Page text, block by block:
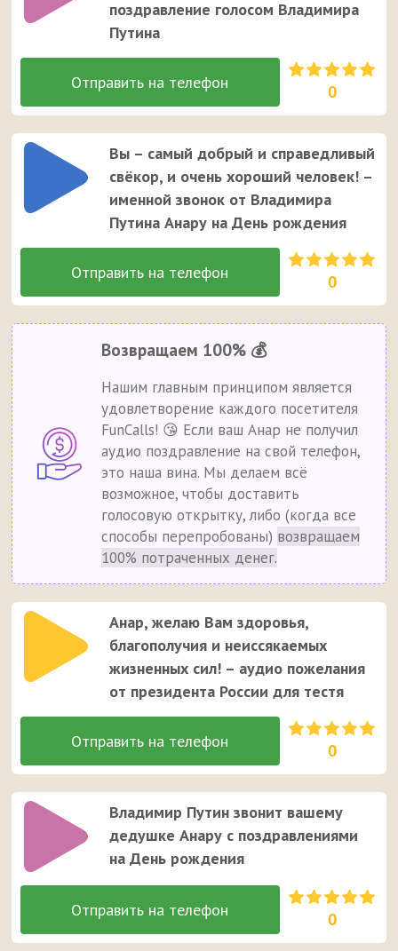
поздравление голосом Владимира
Путина
0
Вы – самый добрый и справедливый
свёкор, и очень хороший человек! –
именной звонок от Владимира
Путина Анару на День рождения
0
Возвращаем 100% 💰
Нашим главным принципом является
удовлетворение каждого посетителя
FunCalls! 😘 Если ваш Анар не получил
аудио поздравление на свой телефон,
это наша вина. Мы делаем всё
возможное, чтобы доставить
голосовую открытку, либо (когда все
способы перепробованы) возвращаем
100% потраченных денег.
Анар, желаю Вам здоровья,
благополучия и неиссякаемых
жизненных сил! – аудио пожелания
от президента России для тестя
0
Владимир Путин звонит вашему
дедушке Анару с поздравлениями
на День рождения
0